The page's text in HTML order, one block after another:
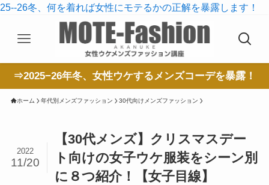
25--26冬、何を着れば女性にモテるかの正解を暴露します！
⇒2025−26年冬、女性ウケするメンズコーデを暴露！
ホーム 年代別メンズファッション 30代向けメンズファッション
【30代メンズ】クリスマスデー
ト向けの女子ウケ服装をシーン別
に８つ紹介！【女子目線】
2022
11/20